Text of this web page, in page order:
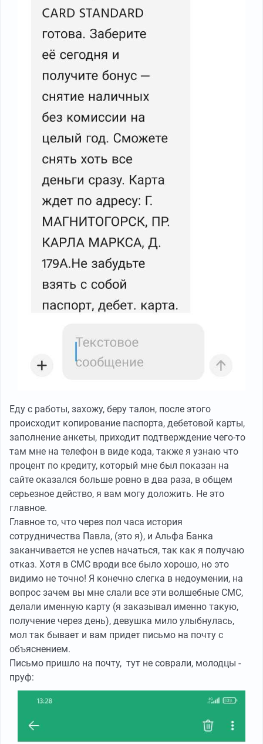
Еду с работы, захожу, беру талон, после этого
происходит копирование паспорта, дебетовой карты,
заполнение анкеты, приходит подтверждение чего-то
там мне на телефон в виде кода, также я узнаю что
процент по кредиту, который мне был показан на
сайте оказался больше ровно в два раза, в общем
серьезное действо, я вам могу доложить. Не это
главное.
Главное то, что через пол часа история
сотрудничества Павла, (это я), и Альфа Банка
заканчивается не успев начаться, так как я получаю
отказ. Хотя в СМС вроди все было хорошо, но это
видимо не точно! Я конечно слегка в недоумении, на
вопрос зачем вы мне слали все эти волшебные СМС,
делали именную карту (я заказывал именно такую,
получение через день), девушка мило улыбнулась,
мол так бывает и вам придет письмо на почту с
объяснением.
Письмо пришло на почту, тут не соврали, молодцы -
пруф: